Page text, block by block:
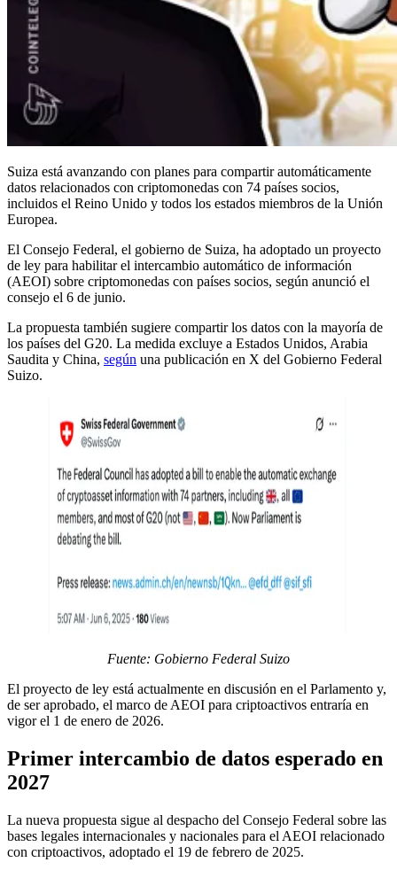
Suiza está avanzando con planes para compartir automáticamente
datos relacionados con criptomonedas con 74 países socios,
incluidos el Reino Unido y todos los estados miembros de la Unión
Europea.
El Consejo Federal, el gobierno de Suiza, ha adoptado un proyecto
de ley para habilitar el intercambio automático de información
(AEOI) sobre criptomonedas con países socios, según anunció el
consejo el 6 de junio.
La propuesta también sugiere compartir los datos con la mayoría de
los países del G20. La medida excluye a Estados Unidos, Arabia
Saudita y China, según una publicación en X del Gobierno Federal
Suizo.
Fuente: Gobierno Federal Suizo
El proyecto de ley está actualmente en discusión en el Parlamento y,
de ser aprobado, el marco de AEOI para criptoactivos entraría en
vigor el 1 de enero de 2026.
Primer intercambio de datos esperado en
2027
La nueva propuesta sigue al despacho del Consejo Federal sobre las
bases legales internacionales y nacionales para el AEOI relacionado
con criptoactivos, adoptado el 19 de febrero de 2025.